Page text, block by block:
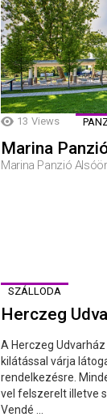
13 Views
Marina
Marina Panzió
SZÁLLODA
Herczeg
A Herczeg
kilátással várja
rendelkezésre.
vel felszerelt illetve
Vendé ...